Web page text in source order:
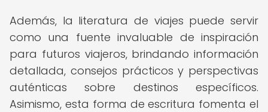
Además, la literatura de viajes puede servir
como una fuente invaluable de inspiración
para futuros viajeros, brindando información
detallada, consejos prácticos y perspectivas
auténticas sobre destinos específicos.
Asimismo, esta forma de escritura fomenta el